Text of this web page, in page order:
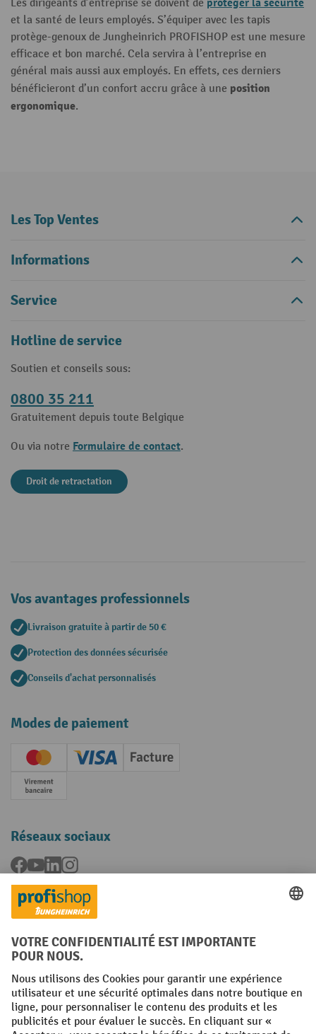
Les dirigeants d’entreprise se doivent de protéger la sécurité
et la santé de leurs employés. S’équiper avec les tapis
protège-genoux de Jungheinrich PROFISHOP est une mesure
efficace et bon marché. Cela servira à l’entreprise en
général mais aussi aux employés. En effets, ces derniers
bénéficieront d’un confort accru grâce à une position
ergonomique.
Les Top Ventes
Informations
Service
Hotline de service
Soutien et conseils sous:
0800 35 211
Gratuitement depuis toute Belgique
Ou via notre Formulaire de contact.
Droit de retractation
Vos avantages professionnels
Livraison gratuite à partir de 50 €
Protection des données sécurisée
Conseils d'achat personnalisés
Modes de paiement
Creditcard (Master)Creditcard (Visa)
Facture
Paiement anticipé
Réseaux sociaux
Facebook
YouTubeLinkedInInstagram
Langues
FR NL
Conditions générales Mentions légales